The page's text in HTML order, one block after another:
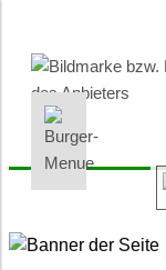
INFORMATIONEN |
Autoren/innenverzeichnis
LOGIN